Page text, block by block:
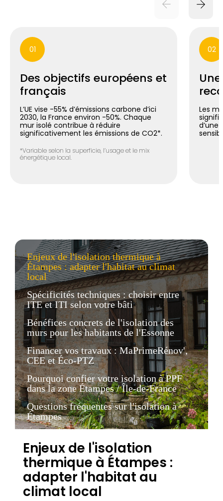
01
Des objectifs européens et
français
L’UE vise -55% d’émissions carbone d’ici
2030, la France environ -50%. Chaque
mur isolé contribue à réduire
significativement les émissions de CO2*.
*Variable selon la superficie, l’usage et le mix
énergétique local.
02
Les
d’une
Enjeux de l'isolation thermique à
Étampes : adapter l'habitat au climat
local
Spécificités techniques : choisir entre
ITE et ITI selon votre bâti
Bénéfices concrets de l'isolation des
murs pour les habitants de l'Essonne
Financer vos travaux : MaPrimeRénov',
CEE et Éco-PTZ
Pourquoi confier votre isolation à PPF
dans la zone Étampes / Île-de-France
Questions fréquentes sur l'isolation à
Étampes
Enjeux de l'isolation
thermique à Étampes :
adapter l'habitat au
climat local